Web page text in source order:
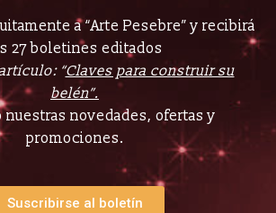
a “Arte Pesebre” y recibirá
27 boletines editados
“Claves para construir su
belén”.
nuestras novedades, ofertas y
promociones.
Suscribirse al boletín